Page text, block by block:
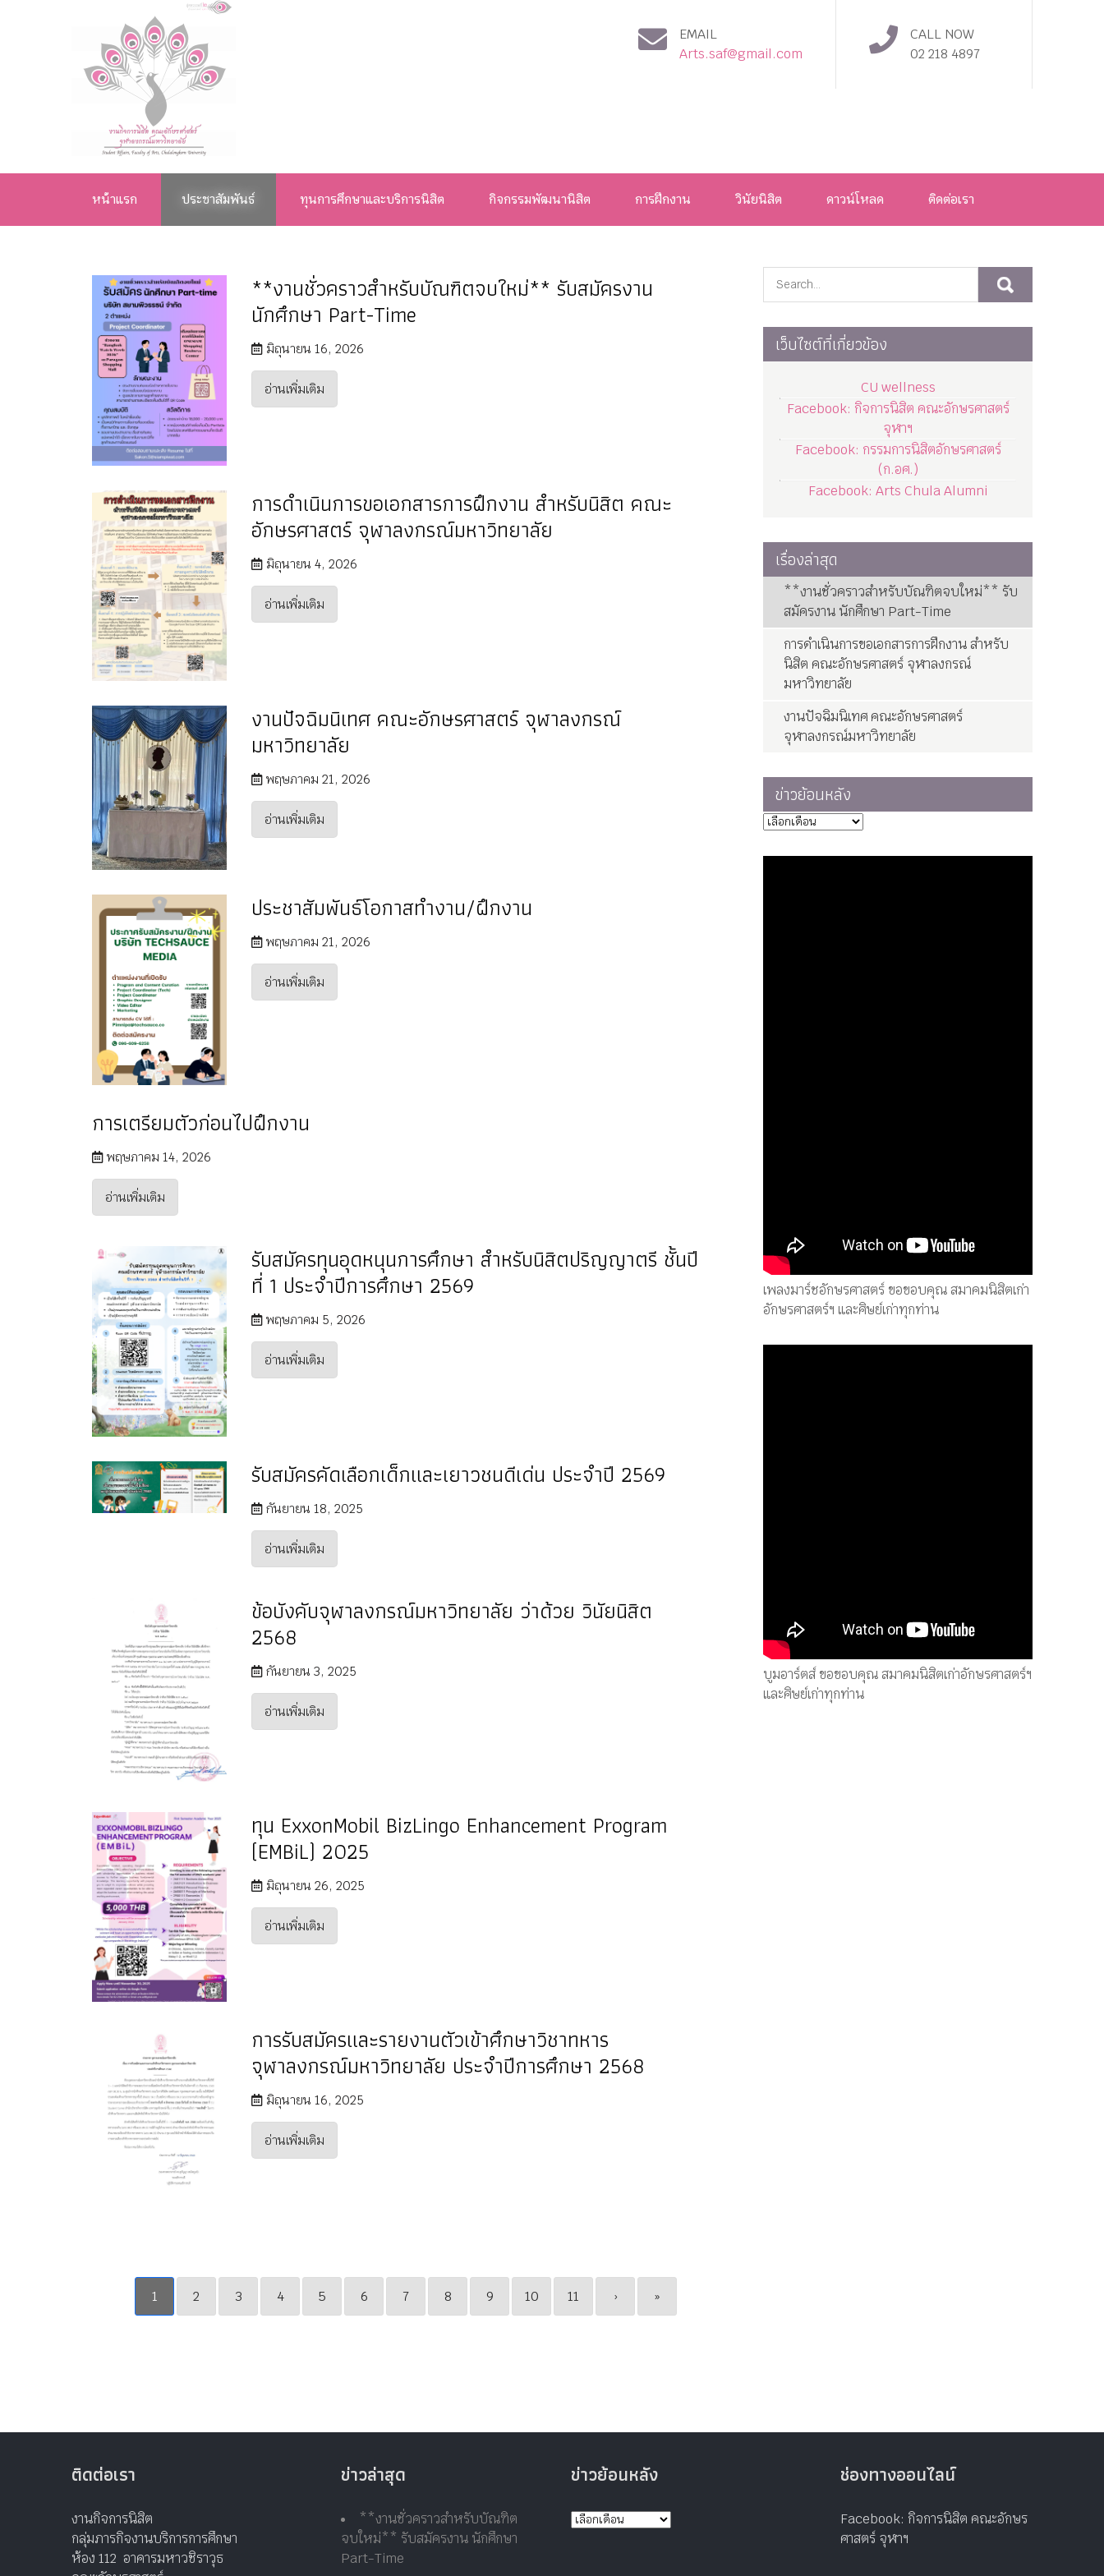
งานกิจการ
นิสิต คณะ
อักษรศาสตร์
จุฬาลงกรณ์
มหาวิทยาลัย
EMAIL
Arts.saf@gmail.com
CALL NOW
02 218 4897
หน้าแรก ประชาสัมพันธ์ ทุนการศึกษาและบริการนิสิต กิจกรรมพัฒนานิสิต การฝึกงาน วินัยนิสิต ดาวน์โหลด ติดต่อเรา
**งานชั่วคราวสำหรับบัณฑิตจบใหม่** รับสมัครงาน
นักศึกษา Part-Time
มิถุนายน 16, 2026
อ่านเพิ่มเติม
การดำเนินการขอเอกสารการฝึกงาน สำหรับนิสิต คณะ
อักษรศาสตร์ จุฬาลงกรณ์มหาวิทยาลัย
มิถุนายน 4, 2026
อ่านเพิ่มเติม
งานปัจฉิมนิเทศ คณะอักษรศาสตร์ จุฬาลงกรณ์
มหาวิทยาลัย
พฤษภาคม 21, 2026
อ่านเพิ่มเติม
ประชาสัมพันธ์โอกาสทำงาน/ฝึกงาน
พฤษภาคม 21, 2026
อ่านเพิ่มเติม
การเตรียมตัวก่อนไปฝึกงาน
พฤษภาคม 14, 2026
อ่านเพิ่มเติม
รับสมัครทุนอุดหนุนการศึกษา สำหรับนิสิตปริญญาตรี ชั้นปี
ที่ 1 ประจำปีการศึกษา 2569
พฤษภาคม 5, 2026
อ่านเพิ่มเติม
รับสมัครคัดเลือกเด็กและเยาวชนดีเด่น ประจำปี 2569
กันยายน 18, 2025
อ่านเพิ่มเติม
ข้อบังคับจุฬาลงกรณ์มหาวิทยาลัย ว่าด้วย วินัยนิสิต
2568
กันยายน 3, 2025
อ่านเพิ่มเติม
ทุน ExxonMobil BizLingo Enhancement Program
(EMBiL) 2025
มิถุนายน 26, 2025
อ่านเพิ่มเติม
การรับสมัครและรายงานตัวเข้าศึกษาวิชาทหาร
จุฬาลงกรณ์มหาวิทยาลัย ประจำปีการศึกษา 2568
มิถุนายน 16, 2025
อ่านเพิ่มเติม
1 2 3 4 5 6 7 8 9 10 11 › »
เว็บไซต์ที่เกี่ยวข้อง
CU wellness
Facebook: กิจการนิสิต คณะอักษรศาสตร์
จุฬาฯ
Facebook: กรรมการนิสิตอักษรศาสตร์
(ก.อศ.)
Facebook: Arts Chula Alumni
เรื่องล่าสุด
**งานชั่วคราวสำหรับบัณฑิตจบใหม่** รับ
สมัครงาน นักศึกษา Part-Time
การดำเนินการขอเอกสารการฝึกงาน สำหรับ
นิสิต คณะอักษรศาสตร์ จุฬาลงกรณ์
มหาวิทยาลัย
งานปัจฉิมนิเทศ คณะอักษรศาสตร์
จุฬาลงกรณ์มหาวิทยาลัย
ข่าวย้อนหลัง
เพลงมาร์ชอักษรศาสตร์ ขอขอบคุณ สมาคมนิสิตเก่า
อักษรศาสตร์ฯ และศิษย์เก่าทุกท่าน
บูมอาร์ตส์ ขอขอบคุณ สมาคมนิสิตเก่าอักษรศาสตร์ฯ
และศิษย์เก่าทุกท่าน
ติดต่อเรา
งานกิจการนิสิต
กลุ่มภารกิจงานบริการการศึกษา
ห้อง 112 อาคารมหาวชิราวุธ
ข่าวล่าสุด
**งานชั่วคราวสำหรับบัณฑิต
จบใหม่** รับสมัครงาน นักศึกษา
Part-Time
ข่าวย้อนหลัง ช่องทางออนไลน์
Facebook: กิจการนิสิต คณะอักษร
ศาสตร์ จุฬาฯ